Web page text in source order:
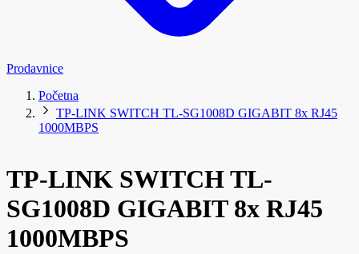
Prodavnice
Početna
TP-LINK SWITCH TL-SG1008D GIGABIT 8x RJ45
1000MBPS
TP-LINK SWITCH TL-
SG1008D GIGABIT 8x RJ45
1000MBPS